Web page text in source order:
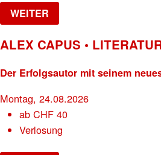
WEITER
ALEX CAPUS •
Der Erfolgsautor mit seinem
Montag, 24.08.2026
abCHF 40
Verlosung